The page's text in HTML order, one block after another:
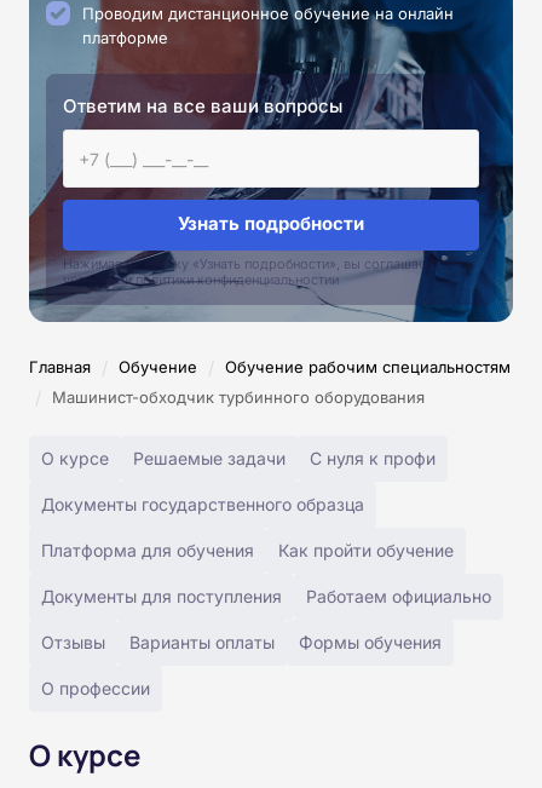
Проводим дистанционное обучение на онлайн
платформе
Ответим на все ваши вопросы
Узнать подробности
Нажимая на кнопку «Узнать подробности», вы соглашаетесь с
условиями политики конфиденциальностии
Главная / Обучение / Обучение рабочим специальностям
/ Машинист-обходчик турбинного оборудования
О курсе Решаемые задачи С нуля к профи
Документы государственного образца
Платформа для обучения Как пройти обучение
Документы для поступления Работаем официально
Отзывы Варианты оплаты Формы обучения
О профессии
О курсе